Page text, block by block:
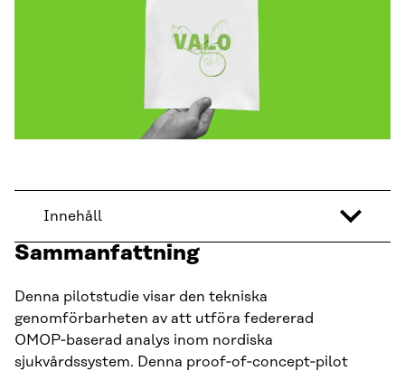
Innehåll
Sammanfattning
Denna pilotstudie visar den tekniska
genomförbarheten av att utföra federerad
OMOP‑baserad analys inom nordiska
sjukvårdssystem. Denna proof‑of‑concept‑pilot